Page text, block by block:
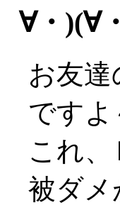
∀・
お友
ですよ
これ
被ダメ